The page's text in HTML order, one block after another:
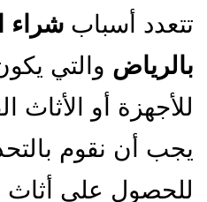
تتعدد أسباب شراء
بالرياض والتي
للأجهزة أو الأثاث
يجب أن نقوم
للحصول على أثاث